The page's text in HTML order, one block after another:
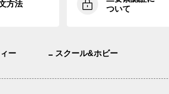
方法
ついて
ー スクール&ホビー